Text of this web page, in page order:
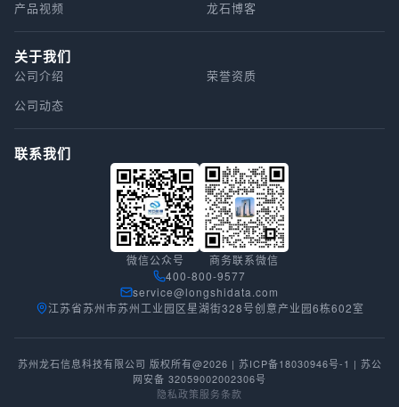
联系我们
微信公众号
商务联系微信
400-800-9577
service@longshidata.com
江苏省苏州市苏州工业园区星湖街328号创意产业园6栋602室
产品视频
龙石博客
关于我们
公司介绍
荣誉资质
公司动态
苏州龙石信息科技有限公司 版权所有@2026 | 苏ICP备18030946号-1 | 苏公
网安备 32059002002306号
隐私政策服务条款